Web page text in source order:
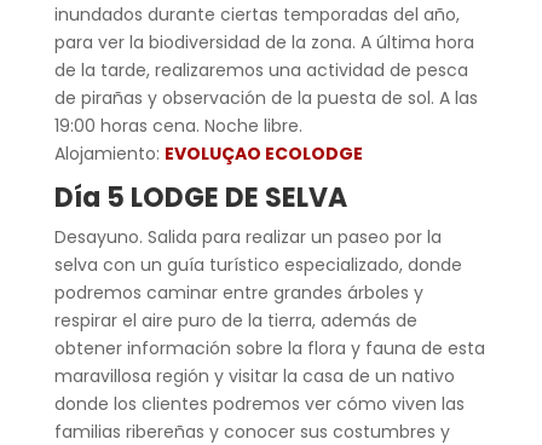
inundados durante ciertas temporadas del año,
para ver la biodiversidad de la zona. A última hora
de la tarde, realizaremos una actividad de pesca
de pirañas y observación de la puesta de sol. A las
19:00 horas cena. Noche libre.
Alojamiento: EVOLUÇAO ECOLODGE
Día 5 LODGE DE SELVA
Desayuno. Salida para realizar un paseo por la
selva con un guía turístico especializado, donde
podremos caminar entre grandes árboles y
respirar el aire puro de la tierra, además de
obtener información sobre la flora y fauna de esta
maravillosa región y visitar la casa de un nativo
donde los clientes podremos ver cómo viven las
familias ribereñas y conocer sus costumbres y